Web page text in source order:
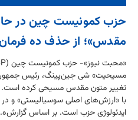
حزب کمونیست چین در
مقدس»؛ از حذف ده فرمان
مسیحیت» شی جین‌پینگ، رئیس جمهور
تغییر متون مقدس مسیحی کرده است.
با «ارزش‌های اصلی سوسیالیستی» و در
ایدئولوژی حزب است. بر اساس